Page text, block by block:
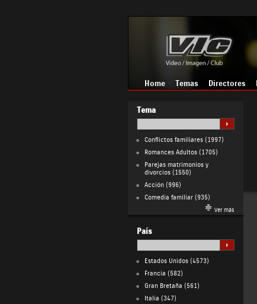
Home Temas Directores
Tema
Conflictos familiares(1997)
Romances Adultos(1705)
Parejas matrimonios y
divorcios(1550)
Acción(996)
Comedia familiar(935)
Ver más
País
Estados Unidos(4573)
Francia (582)
Gran Bretaña (561)
Italia (347)